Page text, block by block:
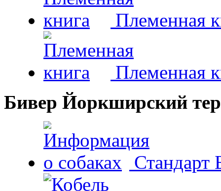
Племенная
Племенная
Бивер Йоркширский
Стандарт